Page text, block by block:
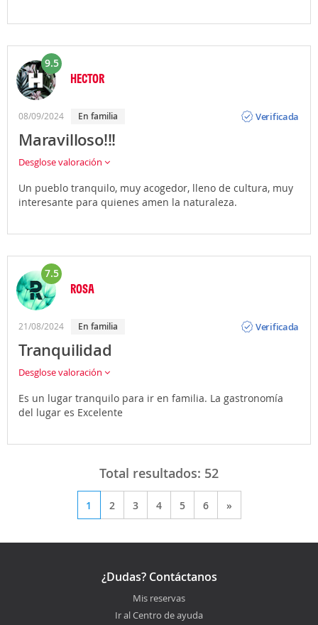
9.5
HECTOR
08/09/2024 en familia
Verificada
Maravilloso!!!
Desglose valoración
Un pueblo tranquilo, muy acogedor, lleno de cultura, muy
interesante para quienes amen la naturaleza.
7.5
ROSA
21/08/2024 en familia
Verificada
Tranquilidad
Desglose valoración
Es un lugar tranquilo para ir en familia. La gastronomía
del lugar es Excelente
Total resultados: 52
1 2 3 4 5 6 »
¿Dudas? Contáctanos
Mis reservas
Ir al Centro de ayuda